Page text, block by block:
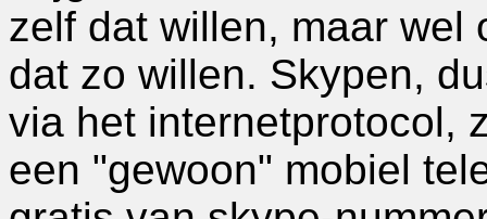
zelf dat willen, maar wel
dat zo willen. Skypen,
via het internetprotocol,
een "gewoon" mobiel